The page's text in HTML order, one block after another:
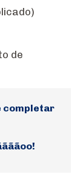
de
completar